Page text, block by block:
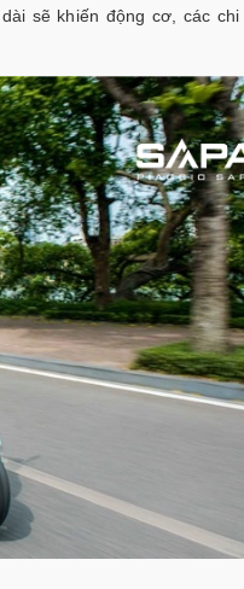
sẽ khiến động cơ, các